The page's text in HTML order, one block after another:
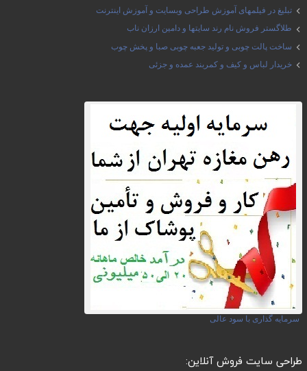
تبلیغ در فیلمهای آموزش طراحی وبسایت و آموزش اینترنت
طلاگستر فروش نام رند سایتها و دامین ارزان ناب
ساخت پالت چوبی و تولید جعبه چوبی صبا و پخش چوب
خریدار لباس و کیف و کمربند عمده و جزئی
سرمایه گذاری با سود عالی
طراحی سایت فروش آنلاین: